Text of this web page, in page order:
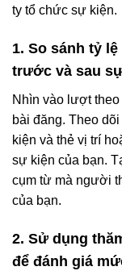
ty tổ chức sự kiện.
1. So sánh tỷ
trước và sau
Nhìn vào lượt
bài đăng. Theo
kiện và thẻ vị trí
sự kiện của bạn.
cụm từ mà người
của bạn.
2. Sử dụng
để đánh giá